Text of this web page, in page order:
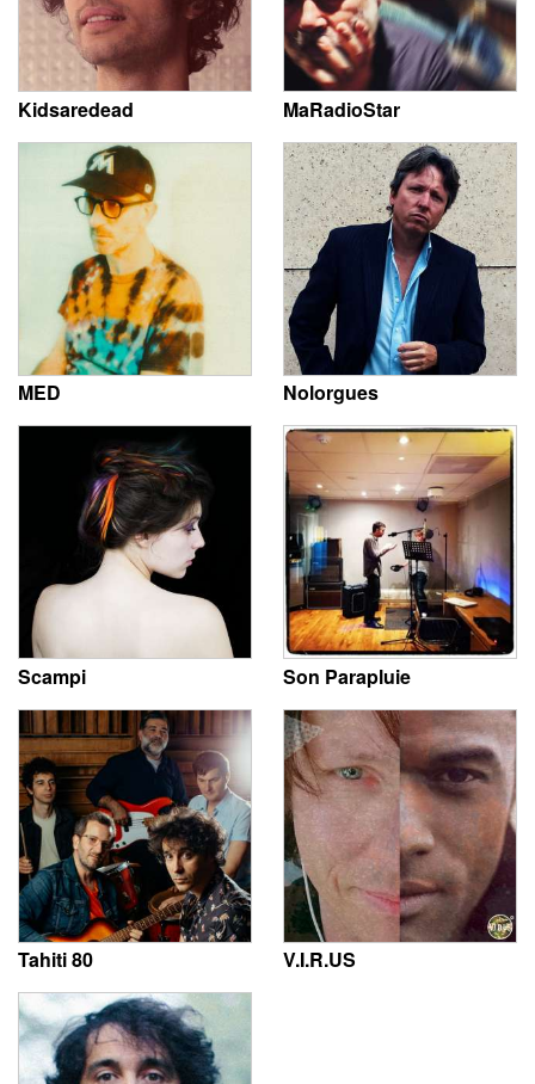
Kidsaredead MaRadioStar
MED Nolorgues
Scampi Son Parapluie
Tahiti 80 V.I.R.US